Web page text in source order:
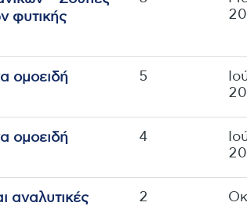
φυτικής
ομοειδή
5
ομοειδή
4
αναλυτικές
2